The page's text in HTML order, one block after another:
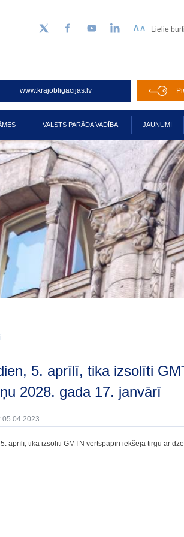
Sekojiet mums Twitter
FacebookYouTubeLinkedIn Lielie burti
www.krajobligacijas.lv
VALSTS PARĀDA VADĪBA JAUNUMI
2028. gada 17. janvārī
05.04.2023.
aprīlī, tika izsolīti GMTN vērtspapīri iekšējā tirgū ar